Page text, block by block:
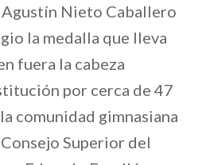
Nieto Caballero
la medalla que lleva
fuera la cabeza
por cerca de 47
comunidad gimnasiana
Superior del